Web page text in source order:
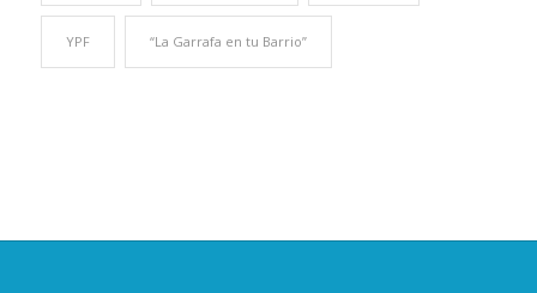
YPF “La Garrafa en tu Barrio”